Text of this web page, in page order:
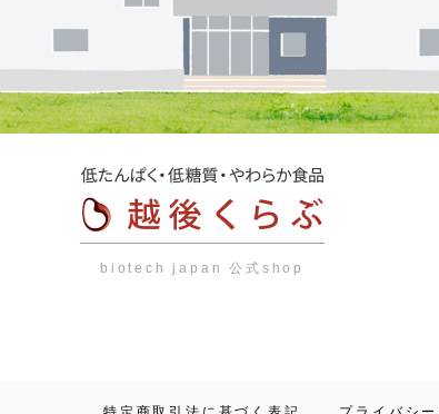
biotech japan 公式shop